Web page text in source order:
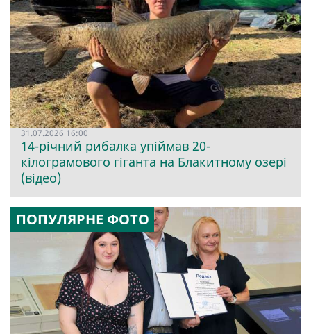
31.07.2026 16:00
14-річний рибалка упіймав 20-
кілограмового гіганта на Блакитному озері
(відео)
ПОПУЛЯРНЕ ФОТО